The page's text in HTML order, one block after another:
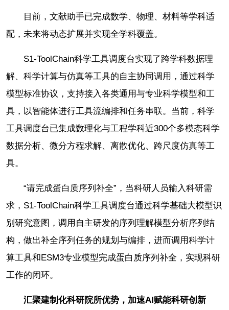
目前，文献助手已完成数学、物理、材料等学科适
配，未来将动态扩展并实现全学科覆盖。
S1-ToolChain科学工具调度台实现了跨学科数据理
解、科学计算与仿真等工具的自主协同调用，通过科学
模型标准协议，支持接入各类通用与专业科学模型和工
具，以智能体进行工具流编排和任务串联。当前，科学
工具调度台已集成数理化与工程学科近300个多模态科学
数据分析、微分方程求解、离散优化、跨尺度仿真等工
具。
“请完成蛋白质序列补全”，当科研人员输入科研需
求，S1-ToolChain科学工具调度台通过科学基础大模型识
别研究意图，调用自主研发的序列理解模型分析序列结
构，做出补全序列任务的规划与编排，进而调用科学计
算工具和ESM3专业模型完成蛋白质序列补全，实现科研
工作的闭环。
汇聚建制化科研院所优势，加速AI赋能科研创新